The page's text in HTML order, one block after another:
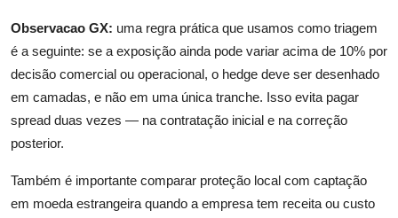
Observacao GX: uma regra prática que usamos como triagem
é a seguinte: se a exposição ainda pode variar acima de 10% por
decisão comercial ou operacional, o hedge deve ser desenhado
em camadas, e não em uma única tranche. Isso evita pagar
spread duas vezes — na contratação inicial e na correção
posterior.
Também é importante comparar proteção local com captação
em moeda estrangeira quando a empresa tem receita ou custo